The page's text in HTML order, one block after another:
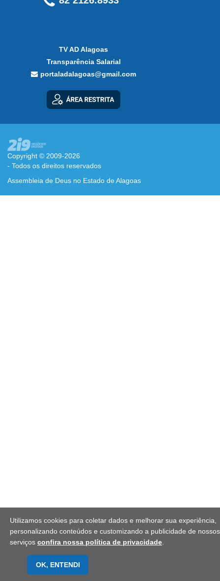
TV AD Alagoas
Transparência Salarial
portaladalagoas@gmail.com
Copyright © 2009-2026
- Todos os direitos reservados
Assembleia de Deus no Estado de Alagoas
Utilizamos cookies para coletar dados e melhorar sua experiência,
personalizando conteúdos e customizando a publicidade de nossos
serviços confira nossa política de privacidade
OK, ENTENDI